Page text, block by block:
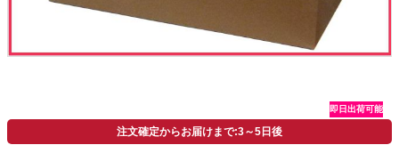
内祝い 出産祝い
よくあるご質問
即日出荷可能
注文確定からお届けまで:3～5日後